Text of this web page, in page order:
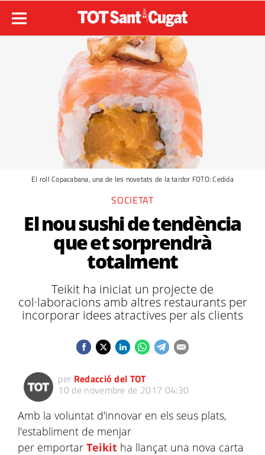
El roll Copacabana, una de les novetats de la tardor FOTO: Cedida
SOCIETAT
El nou sushi de tendència
que et sorprendrà
totalment
Teikit ha iniciat un projecte de
col·laboracions amb altres restaurants per
incorporar idees atractives per als clients
per Redacció del TOT
10 de novembre de 2017 04:30
Amb la voluntat d'innovar en els seus plats,
l'establiment de menjar
per emportar Teikit ha llançat una nova carta